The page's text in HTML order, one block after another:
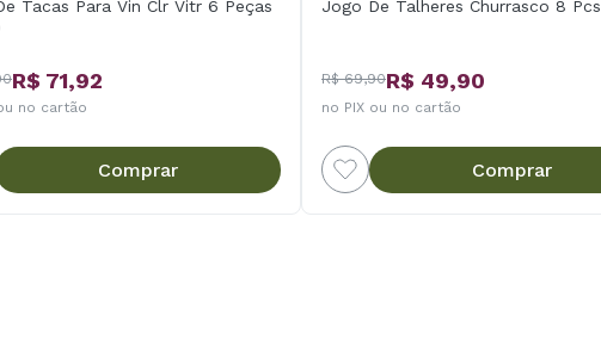
Tacas Para Vin Clr Vitr 6 Peças
R$ 71,92
no cartão
Comprar
Jogo De Talheres Churrasco 8 Pcs
R$ 69,90R$ 49,90
no PIX ou no cartão
Comprar